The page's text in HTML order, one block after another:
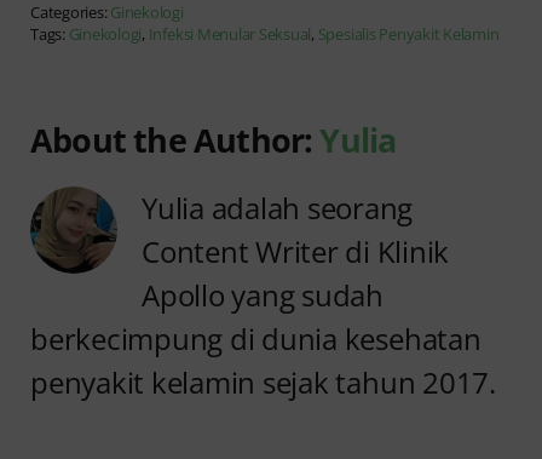
Categories: Ginekologi
Tags: Ginekologi, Infeksi Menular Seksual, Spesialis Penyakit Kelamin
About the Author:Yulia
Yulia adalah seorang
Content Writer di Klinik
Apollo yang sudah
berkecimpung di dunia kesehatan
penyakit kelamin sejak tahun 2017.
Sakit